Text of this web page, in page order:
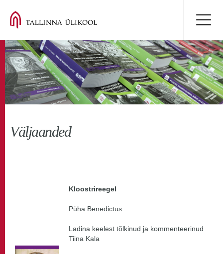
Väljaanded
Kloostrireegel
Püha Benedictus
Ladina keelest tõlkinud ja kommenteerinud
Tiina Kala